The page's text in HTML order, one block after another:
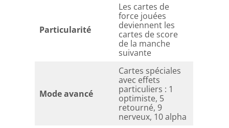
Particularité
Les cartes de
force jouées
deviennent les
cartes de score
de la manche
suivante
Mode avancé
Cartes spéciales
avec effets
particuliers : 1
optimiste, 5
retourné, 9
nerveux, 10 alpha